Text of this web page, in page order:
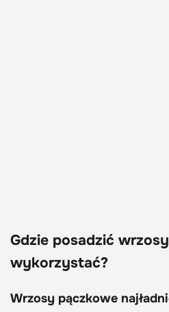
Gdzie posadzić
wykorzystać?
Wrzosy pączkowe